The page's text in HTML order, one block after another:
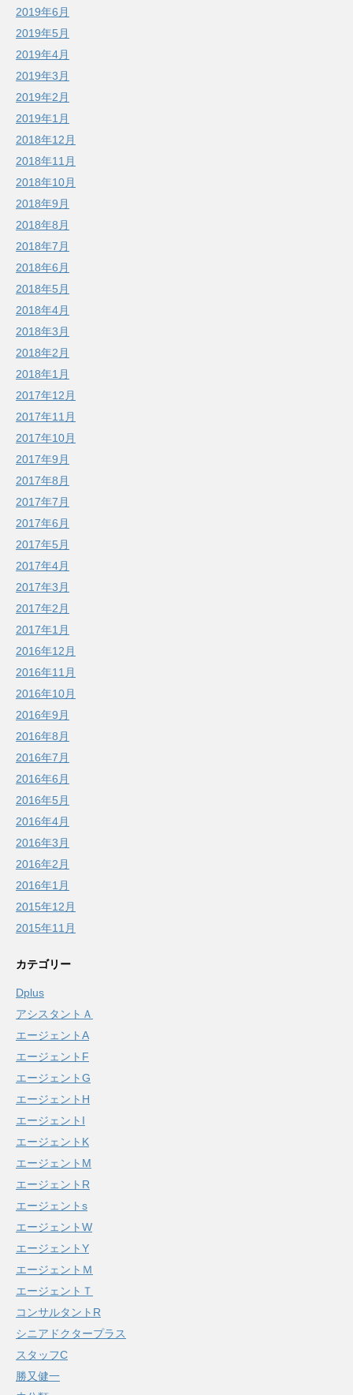
2019年6月
2019年5月
2019年4月
2019年3月
2019年2月
2019年1月
2018年12月
2018年11月
2018年10月
2018年9月
2018年8月
2018年7月
2018年6月
2018年5月
2018年4月
2018年3月
2018年2月
2018年1月
2017年12月
2017年11月
2017年10月
2017年9月
2017年8月
2017年7月
2017年6月
2017年5月
2017年4月
2017年3月
2017年2月
2017年1月
2016年12月
2016年11月
2016年10月
2016年9月
2016年8月
2016年7月
2016年6月
2016年5月
2016年4月
2016年3月
2016年2月
2016年1月
2015年12月
2015年11月
カテゴリー
Dplus
アシスタントＡ
エージェントA
エージェントF
エージェントG
エージェントH
エージェントI
エージェントK
エージェントM
エージェントR
エージェントs
エージェントW
エージェントY
エージェントＭ
エージェントＴ
コンサルタントR
シニアドクタープラス
スタッフC
勝又健一